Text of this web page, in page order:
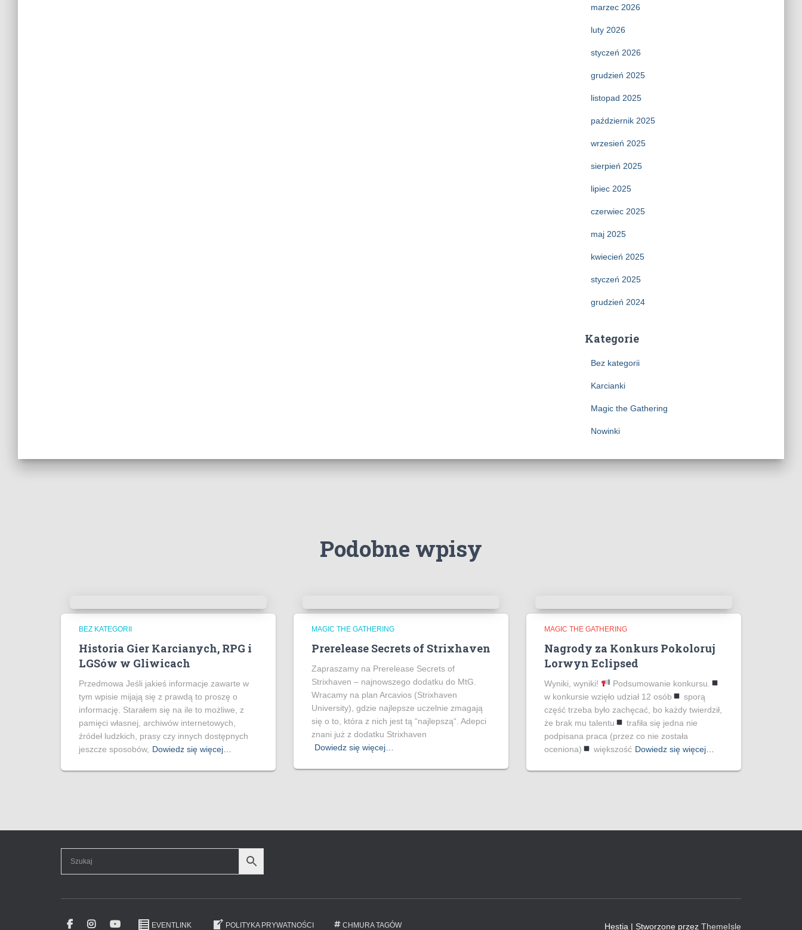
marzec 2026
luty 2026
styczeń 2026
grudzień 2025
listopad 2025
październik 2025
wrzesień 2025
sierpień 2025
lipiec 2025
czerwiec 2025
maj 2025
kwiecień 2025
styczeń 2025
grudzień 2024
Kategorie
Bez kategorii
Karcianki
Magic the Gathering
Nowinki
Podobne wpisy
BEZ KATEGORII
Historia Gier Karcianych, RPG i
LGSów w Gliwicach
Przedmowa Jeśli jakieś informacje zawarte w
tym wpisie mijają się z prawdą to proszę o
informację. Starałem się na ile to możliwe, z
pamięci własnej, archiwów internetowych,
źródeł ludzkich, prasy czy innych dostępnych
jeszcze sposobów, Dowiedz się więcej…
MAGIC THE GATHERING
Prerelease Secrets of Strixhaven
Zapraszamy na Prerelease Secrets of
Strixhaven – najnowszego dodatku do MtG.
Wracamy na plan Arcavios (Strixhaven
University), gdzie najlepsze uczelnie zmagają
się o to, która z nich jest tą “najlepszą“. Adepci
znani już z dodatku Strixhaven
Dowiedz się więcej…
MAGIC THE GATHERING
Nagrody za Konkurs Pokoloruj
Lorwyn Eclipsed
Wyniki, wyniki!
Podsumowanie konkursu.
w konkursie wzięło udział 12 osób
sporą
część trzeba było zachęcać, bo każdy twierdził,
że brak mu talentu
trafiła się jedna nie
podpisana praca (przez co nie została
oceniona)
większość Dowiedz się więcej…
EVENTLINK POLITYKA PRYWATNOŚCI CHMURA TAGÓW Hestia | Stworzone przez ThemeIsle